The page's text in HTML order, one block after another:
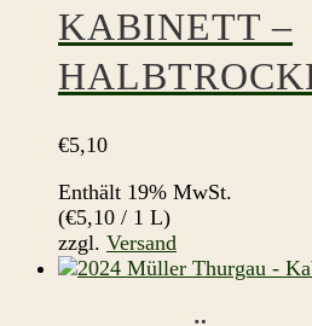
KABINETT –
€5,10
Enthält 19% MwSt.
(€5,10 / 1 L)
zzgl. Versand